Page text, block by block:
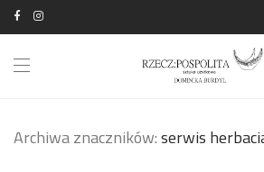
Archiwa znaczników: serwis